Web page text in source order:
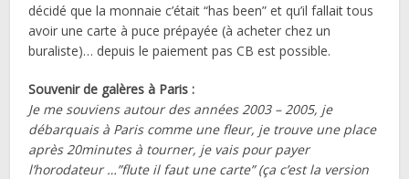
décidé que la monnaie c’était “has been” et qu’il fallait tous
avoir une carte à puce prépayée (à acheter chez un
buraliste)… depuis le paiement pas CB est possible.
Souvenir de galères à Paris :
Je me souviens autour des années 2003 – 2005, je
débarquais à Paris comme une fleur, je trouve une place
après 20minutes à tourner, je vais pour payer
l’horodateur …”flute il faut une carte” (ça c’est la version